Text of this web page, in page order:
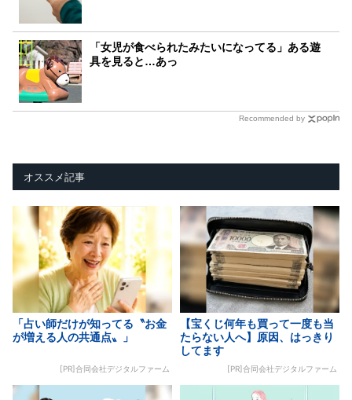
「女児が食べられたみたいになってる」ある遊
具を見ると…あっ
Recommended by
オススメ記事
「占い師だけが知ってる〝お金
が増える人の共通点〟」
[PR]合同会社デジタルファーム
【宝くじ何年も買って一度も当
たらない人へ】原因、はっきり
してます
[PR]合同会社デジタルファーム